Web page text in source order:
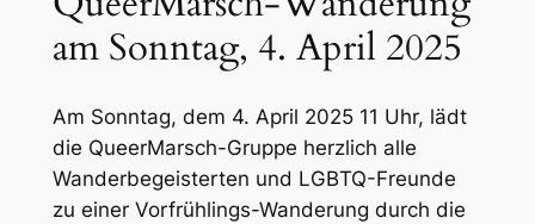
am Sonntag, 4. April 2025
Am Sonntag, dem 4. April 2025 11 Uhr, lädt
die QueerMarsch-Gruppe herzlich alle
Wanderbegeisterten und LGBTQ-Freunde
zu einer Vorfrühlings-Wanderung durch die